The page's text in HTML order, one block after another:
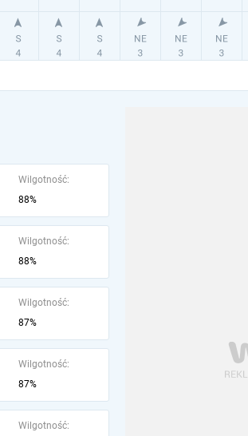
Wilgotność:
88%
Wilgotność:
88%
Wilgotność:
87%
Wilgotność:
87%
Wilgotność: